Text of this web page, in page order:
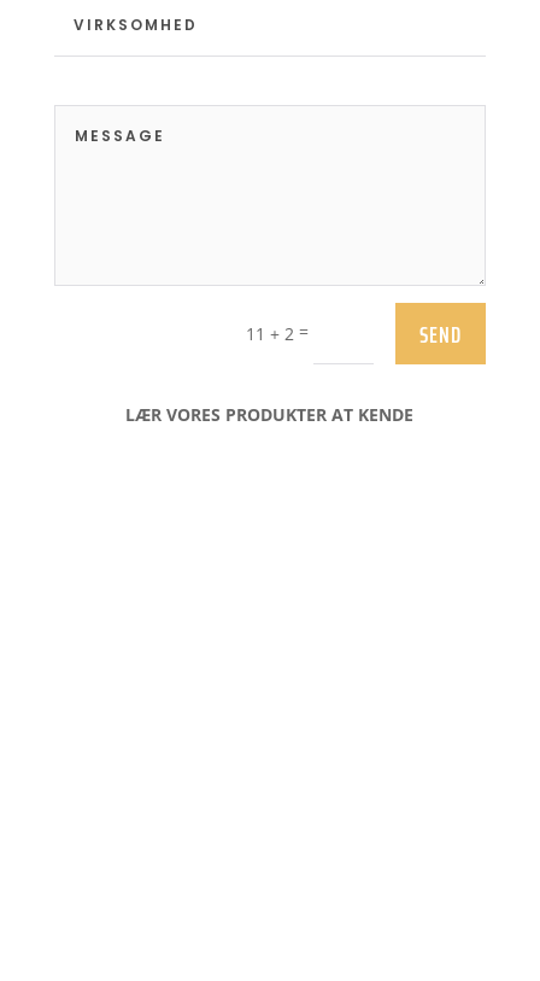
11 + 2 = SEND
LÆR VORES PRODUKTER AT KENDE